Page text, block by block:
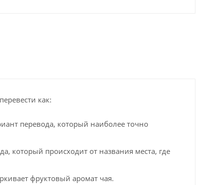
как:
перевода, который наиболее точно
который происходит от названия места, где
фруктовый аромат чая.